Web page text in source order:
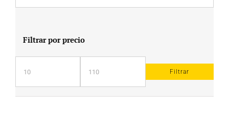
Filtrar por precio
Precio
mínimo
Precio
máximo
Filtrar